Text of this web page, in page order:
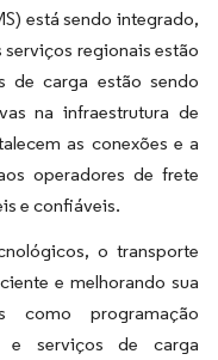
está sendo integrado,
regionais estão
de carga estão sendo
na infraestrutura de
as conexões e a
operadores de frete
e confiáveis.
o transporte
e melhorando sua
como programação
e serviços de carga